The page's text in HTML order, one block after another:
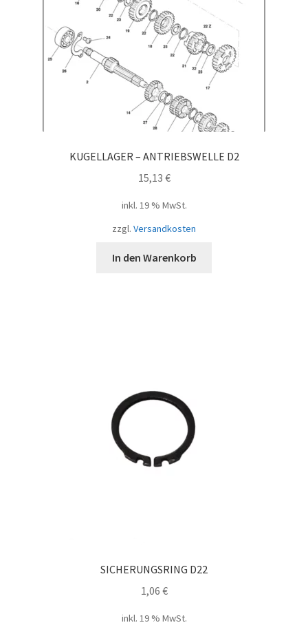
KUGELLAGER – ANTRIEBSWELLE D2
15,13 €
inkl. 19 % MwSt.
zzgl. Versandkosten
In den Warenkorb
SICHERUNGSRING D22
1,06 €
inkl. 19 % MwSt.